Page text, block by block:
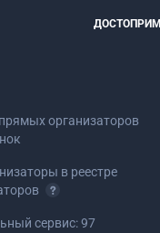
организаторов
в реестре
сервис: 97